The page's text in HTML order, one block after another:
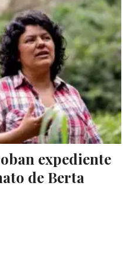
expediente
de Berta